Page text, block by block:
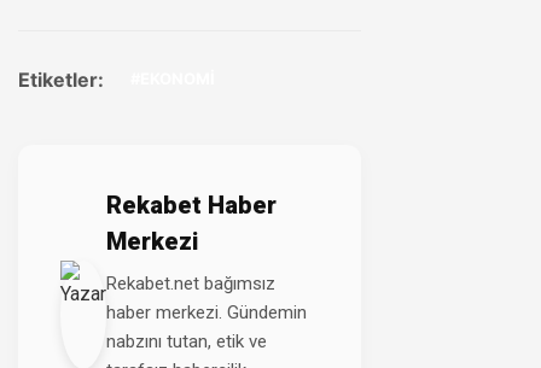
Etiketler:
Rekabet Haber
Merkezi
Rekabet.net bağımsız
haber merkezi. Gündemin
nabzını tutan, etik ve